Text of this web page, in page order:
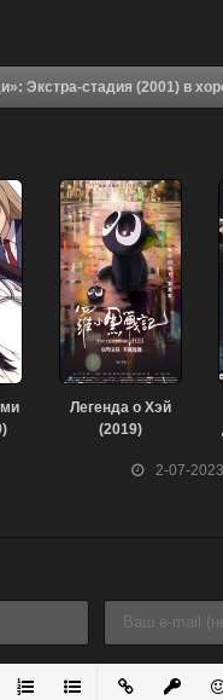
Аниме Инициал
2-07-
Легенда о Хэй
(2019)